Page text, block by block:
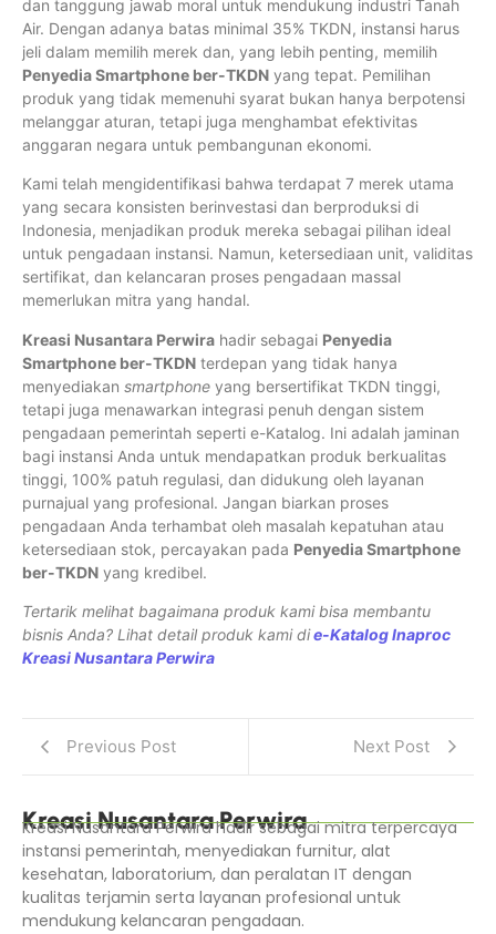
dan tanggung jawab moral untuk mendukung industri Tanah
Air. Dengan adanya batas minimal 35% TKDN, instansi harus
jeli dalam memilih merek dan, yang lebih penting, memilih
Penyedia Smartphone ber-TKDN yang tepat. Pemilihan
produk yang tidak memenuhi syarat bukan hanya berpotensi
melanggar aturan, tetapi juga menghambat efektivitas
anggaran negara untuk pembangunan ekonomi.
Kami telah mengidentifikasi bahwa terdapat 7 merek utama
yang secara konsisten berinvestasi dan berproduksi di
Indonesia, menjadikan produk mereka sebagai pilihan ideal
untuk pengadaan instansi. Namun, ketersediaan unit, validitas
sertifikat, dan kelancaran proses pengadaan massal
memerlukan mitra yang handal.
Kreasi Nusantara Perwira hadir sebagai Penyedia
Smartphone ber-TKDN terdepan yang tidak hanya
menyediakan smartphone yang bersertifikat TKDN tinggi,
tetapi juga menawarkan integrasi penuh dengan sistem
pengadaan pemerintah seperti e-Katalog. Ini adalah jaminan
bagi instansi Anda untuk mendapatkan produk berkualitas
tinggi, 100% patuh regulasi, dan didukung oleh layanan
purnajual yang profesional. Jangan biarkan proses
pengadaan Anda terhambat oleh masalah kepatuhan atau
ketersediaan stok, percayakan pada Penyedia Smartphone
ber-TKDN yang kredibel.
Tertarik melihat bagaimana produk kami bisa membantu
bisnis Anda? Lihat detail produk kami die-Katalog Inaproc
Kreasi Nusantara Perwira
Previous Post Next Post
Kreasi Nusantara Perwira
Kreasi Nusantara Perwira hadir sebagai mitra terpercaya
instansi pemerintah, menyediakan furnitur, alat
kesehatan, laboratorium, dan peralatan IT dengan
kualitas terjamin serta layanan profesional untuk
mendukung kelancaran pengadaan.